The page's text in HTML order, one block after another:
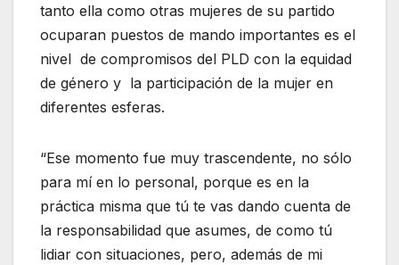
tanto ella como otras mujeres de su partido
ocuparan puestos de mando importantes es el
nivel de compromisos del PLD con la equidad
de género y la participación de la mujer en
diferentes esferas.
“Ese momento fue muy trascendente, no sólo
para mí en lo personal, porque es en la
práctica misma que tú te vas dando cuenta de
la responsabilidad que asumes, de como tú
lidiar con situaciones, pero, además de mi